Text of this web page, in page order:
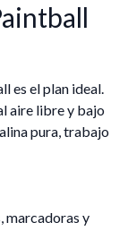
es el plan ideal.
aire libre y bajo
pura, trabajo
marcadoras y